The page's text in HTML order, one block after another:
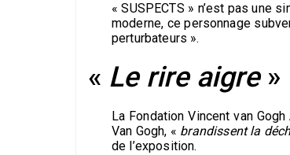
« SUSPECTS » n’est pas une
moderne, ce personnage
perturbateurs ».
« Le rire aigre»
La Fondation Vincent van
Van Gogh, « brandissent la
de l’exposition.